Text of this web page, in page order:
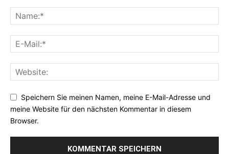
Speichern Sie meinen Namen, meine E-Mail-Adresse und
meine Website für den nächsten Kommentar in diesem
Browser.